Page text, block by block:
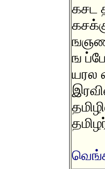
கசட
ஙஞண
ங
யரல